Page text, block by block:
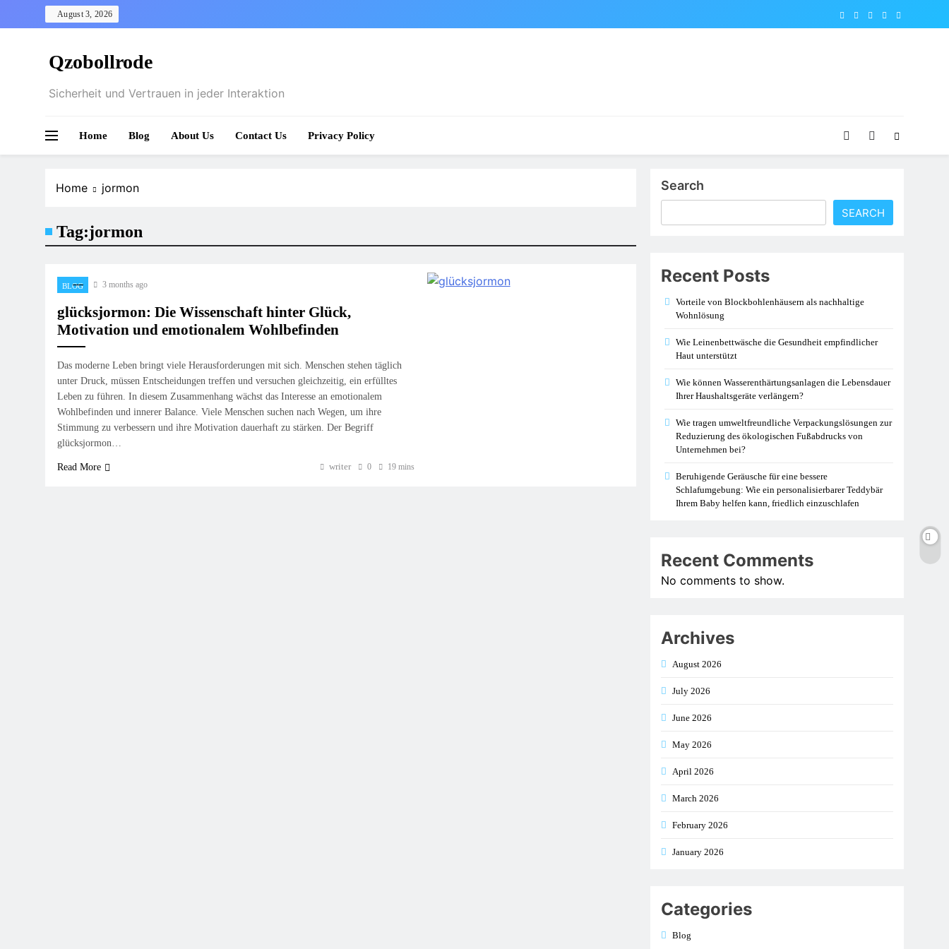
to
August 3, 2026
Qzobollrode
Sicherheit und Vertrauen in jeder Interaktion
Home Blog About Us Contact Us Privacy Policy
Home jormon
Tag:jormon
BLOG 3 months ago
glücksjormon: Die Wissenschaft hinter Glück,
Motivation und emotionalem Wohlbefinden
Das moderne Leben bringt viele Herausforderungen mit sich. Menschen stehen täglich
unter Druck, müssen Entscheidungen treffen und versuchen gleichzeitig, ein erfülltes
Leben zu führen. In diesem Zusammenhang wächst das Interesse an emotionalem
Wohlbefinden und innerer Balance. Viele Menschen suchen nach Wegen, um ihre
Stimmung zu verbessern und ihre Motivation dauerhaft zu stärken. Der Begriff
glücksjormon…
Read More writer 0 19 mins
Search
SEARCH
Recent Posts
Vorteile von Blockbohlenhäusern als nachhaltige
Wohnlösung
Wie Leinenbettwäsche die Gesundheit empfindlicher
Haut unterstützt
Wie können Wasserenthärtungsanlagen die Lebensdauer
Ihrer Haushaltsgeräte verlängern?
Wie tragen umweltfreundliche Verpackungslösungen zur
Reduzierung des ökologischen Fußabdrucks von
Unternehmen bei?
Beruhigende Geräusche für eine bessere
Schlafumgebung: Wie ein personalisierbarer Teddybär
Ihrem Baby helfen kann, friedlich einzuschlafen
Recent Comments
No comments to show.
Archives
August 2026
July 2026
June 2026
May 2026
April 2026
March 2026
February 2026
January 2026
Categories
Blog